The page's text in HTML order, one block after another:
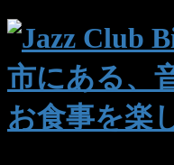
コ
テ
ン
ツ
へ
ナ
ゲ
ー
シ
ョ